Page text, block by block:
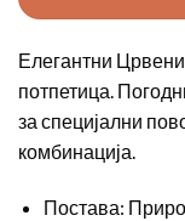
Елегантни
потпетица.
за специјални
комбинација.
Постава: